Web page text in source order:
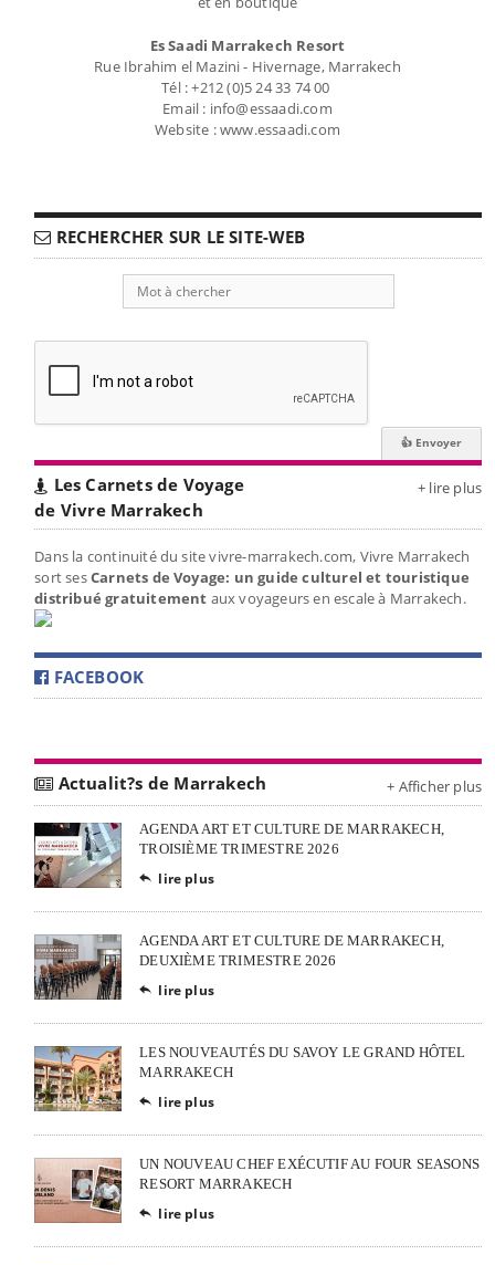
Es Saadi Marrakech Resort
Rue Ibrahim el Mazini - Hivernage, Marrakech
Tél : +212 (0)5 24 33 74 00
Email : info@essaadi.com
Website : www.essaadi.com
RECHERCHER SUR LE SITE-WEB
Les Carnets de Voyage
de Vivre Marrakech
+ lire plus
Dans la continuité du site vivre-marrakech.com, Vivre Marrakech
sort sesCarnets de Voyage: un guide culturel et touristique
distribué gratuitement aux voyageurs en escale à Marrakech.
FACEBOOK
Actualit?s de Marrakech + Afficher plus
AGENDA ART ET CULTURE DE MARRAKECH,
TROISIÈME TRIMESTRE 2026
 lire plus
AGENDA ART ET CULTURE DE MARRAKECH,
DEUXIÈME TRIMESTRE 2026
 lire plus
LES NOUVEAUTÉS DU SAVOY LE GRAND HÔTEL
MARRAKECH
 lire plus
UN NOUVEAU CHEF EXÉCUTIF AU FOUR SEASONS
RESORT MARRAKECH
 lire plus